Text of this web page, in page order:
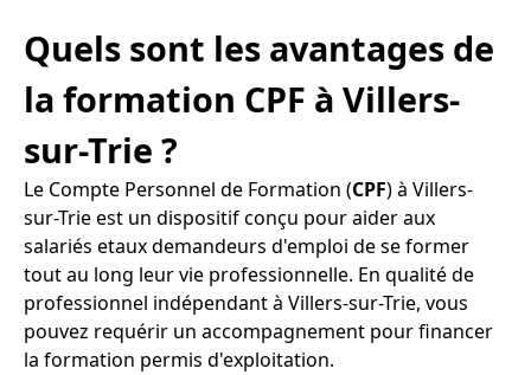
Quels sont les avantages de
la formation CPF à Villers-
sur-Trie ?
Le Compte Personnel de Formation (CPF) à Villers-
sur-Trie est un dispositif conçu pour aider aux
salariés etaux demandeurs d'emploi de se former
tout au long leur vie professionnelle. En qualité de
professionnel indépendant à Villers-sur-Trie, vous
pouvez requérir un accompagnement pour financer
la formation permis d'exploitation.